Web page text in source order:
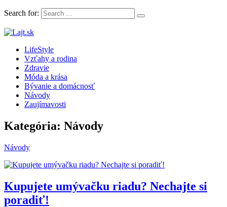
Search for:
Lajt.sk
LifeStyle magazín plný článkov, rád a inšpirácii
LifeStyle
Vzťahy a rodina
Zdravie
Móda a krása
Bývanie a domácnosť
Návody
Zaujímavosti
Kategória: Návody
Návody
Kupujete umývačku riadu? Nechajte si
poradiť!